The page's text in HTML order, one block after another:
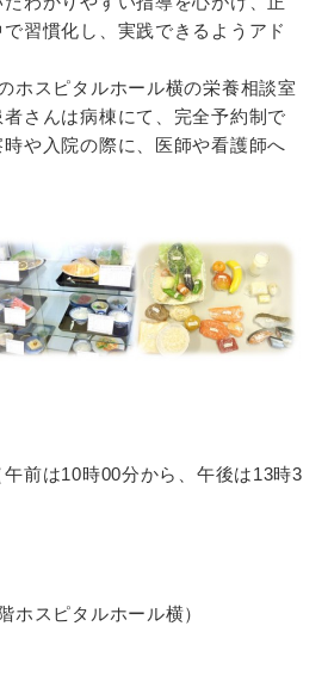
習慣化し、実践できるようアド
ホスピタルホール横の栄養相談室
さんは病棟にて、完全予約制で
や入院の際に、医師や看護師へ
前は10時00分から、午後は13時3
ホスピタルホール横）